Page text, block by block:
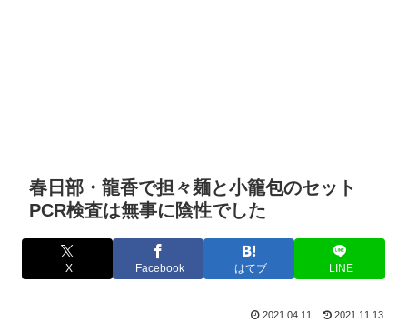
春日部・龍香で担々麺と小籠包のセット
PCR検査は無事に陰性でした
X Facebook はてブ LINE
2021.04.11 2021.11.13